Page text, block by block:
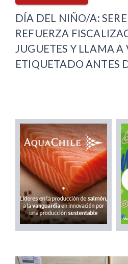
DÍA DEL NIÑO/A:
REFUERZA
JUGUETES Y LLAMA A
ETIQUETADO ANTES